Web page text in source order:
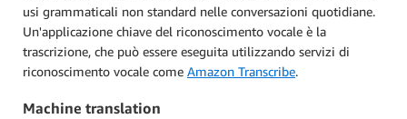
usi grammaticali non standard nelle conversazioni quotidiane.
Un'applicazione chiave del riconoscimento vocale è la
trascrizione, che può essere eseguita utilizzando servizi di
riconoscimento vocale come Amazon Transcribe.
Machine translation